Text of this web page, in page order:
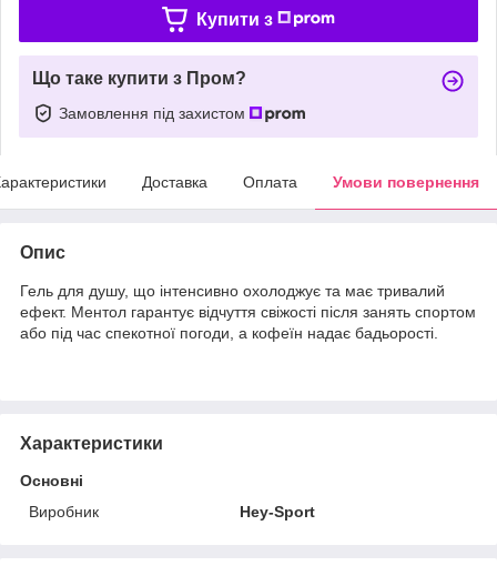
Купити з
Що таке купити з Пром?
Замовлення під захистом
Доставка Оплата Умови повернення
Опис
Гель для душу, що інтенсивно охолоджує та має тривалий
ефект. Ментол гарантує відчуття свіжості після занять спортом
або під час спекотної погоди, а кофеїн надає бадьорості.
Характеристики
Основні
Виробник
Hey-Sport